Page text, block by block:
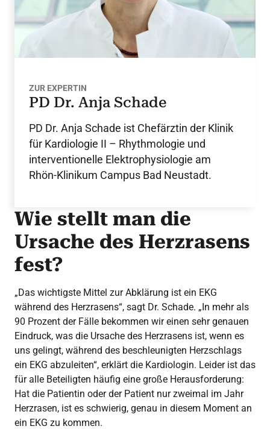
ZUR EXPERTIN
PD Dr. Anja Schade
PD Dr. Anja Schade ist Chefärztin der Klinik
für Kardiologie II – Rhythmologie und
interventionelle Elektrophysiologie am
Rhön-Klinikum Campus Bad Neustadt.
Wie stellt man die
Ursache des Herzrasens
fest?
„Das wichtigste Mittel zur Abklärung ist ein EKG
während des Herzrasens“, sagt Dr. Schade. „In mehr als
90 Prozent der Fälle bekommen wir einen sehr genauen
Eindruck, was die Ursache des Herzrasens ist, wenn es
uns gelingt, während des beschleunigten Herzschlags
ein EKG abzuleiten“, erklärt die Kardiologin. Leider ist das
für alle Beteiligten häufig eine große Herausforderung:
Hat die Patientin oder der Patient nur zweimal im Jahr
Herzrasen, ist es schwierig, genau in diesem Moment an
ein EKG zu kommen.